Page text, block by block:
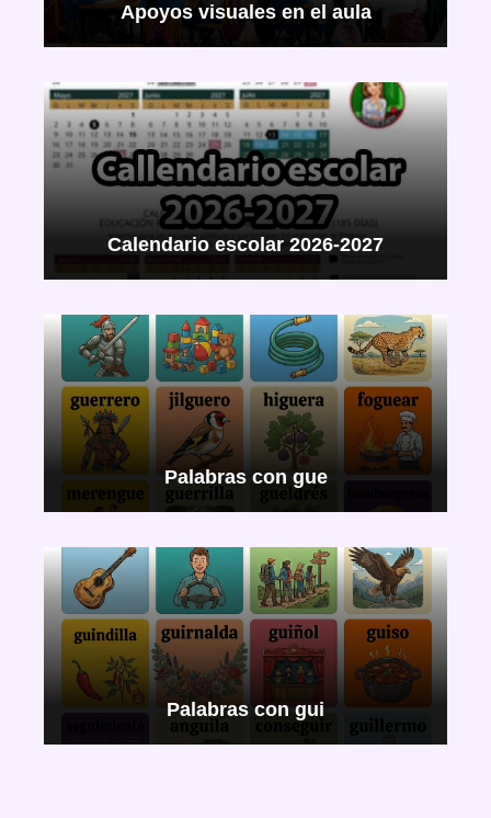
Apoyos visuales en el aula
Calendario escolar 2026-2027
Palabras con gue
Palabras con gui